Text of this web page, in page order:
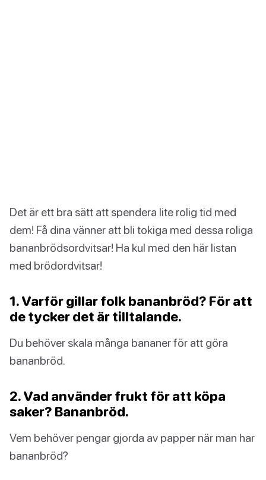
Det är ett bra sätt att spendera lite rolig tid med
dem! Få dina vänner att bli tokiga med dessa roliga
bananbrödsordvitsar! Ha kul med den här listan
med brödordvitsar!
1. Varför gillar folk bananbröd? För att
de tycker det är tilltalande.
Du behöver skala många bananer för att göra
bananbröd.
2. Vad använder frukt för att köpa
saker? Bananbröd.
Vem behöver pengar gjorda av papper när man har
bananbröd?